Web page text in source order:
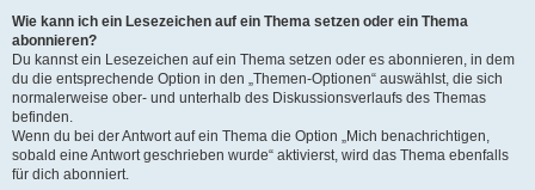
Wie kann ich ein Lesezeichen auf ein Thema setzen oder ein Thema
abonnieren?
Du kannst ein Lesezeichen auf ein Thema setzen oder es abonnieren, in dem
du die entsprechende Option in den „Themen-Optionen“ auswählst, die sich
normalerweise ober- und unterhalb des Diskussionsverlaufs des Themas
befinden.
Wenn du bei der Antwort auf ein Thema die Option „Mich benachrichtigen,
sobald eine Antwort geschrieben wurde“ aktivierst, wird das Thema ebenfalls
für dich abonniert.